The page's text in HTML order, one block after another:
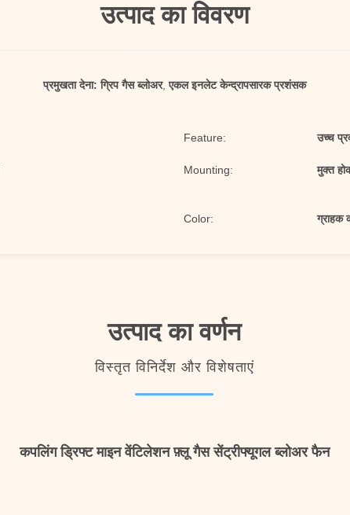
उत्पाद का विवरण
प्रमुखता देना: ग्रिप गैस ब्लोअर,एकल इनलेट केन्द्रापसारक प्रशंसक
Feature: उच्च
Mounting: मुक्त
Color: ग्राहक
उत्पाद का वर्णन
विस्तृत विनिर्देश और विशेषताएं
कपलिंग ड्रिफ्ट माइन वेंटिलेशन फ़्लू गैस सेंट्रीफ्यूगल ब्लोअर फैन